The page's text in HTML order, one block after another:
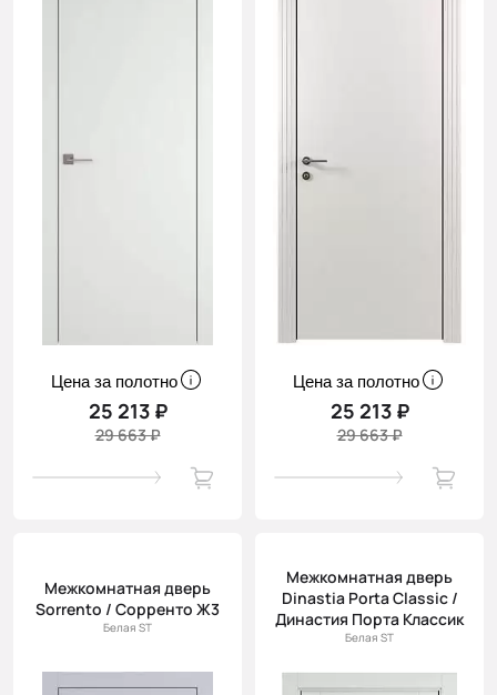
Цена за полотно
25 213 ₽
29 663 ₽
Цена за полотно
25 213 ₽
29 663 ₽
Межкомнатная дверь
Sorrento / Сорренто Ж3
Белая ST
Межкомнатная дверь
Dinastia Porta Classic /
Династия Порта Классик
Белая ST